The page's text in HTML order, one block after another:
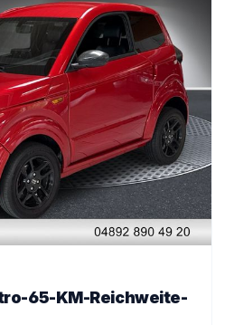
65-KM-Reichweite-